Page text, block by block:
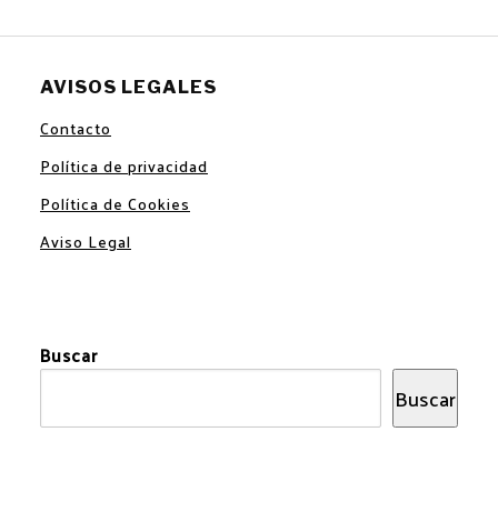
AVISOS LEGALES
Contacto
Política de privacidad
Política de Cookies
Aviso Legal
Buscar
Buscar